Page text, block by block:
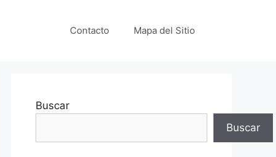
Contacto Mapa del Sitio
Buscar
Buscar